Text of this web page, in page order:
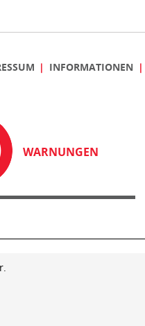
INFORMATIONEN
WARNUNGEN